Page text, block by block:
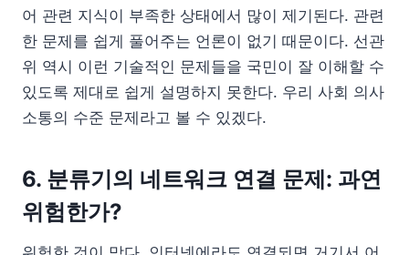
어 관련 지식이 부족한 상태에서 많이 제기된다. 관련
한 문제를 쉽게 풀어주는 언론이 없기 때문이다. 선관
위 역시 이런 기술적인 문제들을 국민이 잘 이해할 수
있도록 제대로 쉽게 설명하지 못한다. 우리 사회 의사
소통의 수준 문제라고 볼 수 있겠다.
6. 분류기의 네트워크 연결 문제: 과연
위험한가?